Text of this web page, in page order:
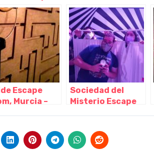
, Murcia –
Murcia – Murcia
Escape
Murcia –
Sociedad del
Misterio Escape